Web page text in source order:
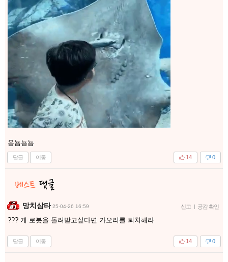
옴뇸뇸뇸
답글 이동 0
14
망치삼타 25-04-26 16:59 신고 | 공감 확인
??? 게 로봇을 돌려받고싶다면 가오리를 퇴치해라
답글 이동 0
14